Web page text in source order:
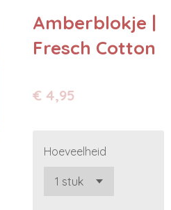
Amberblokje |
Fresch Cotton
€ 4,95
Hoeveelheid